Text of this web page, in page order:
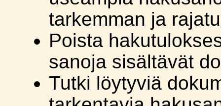
tarkemman ja
Poista
sanoja sisältävät
Tutki löytyviä